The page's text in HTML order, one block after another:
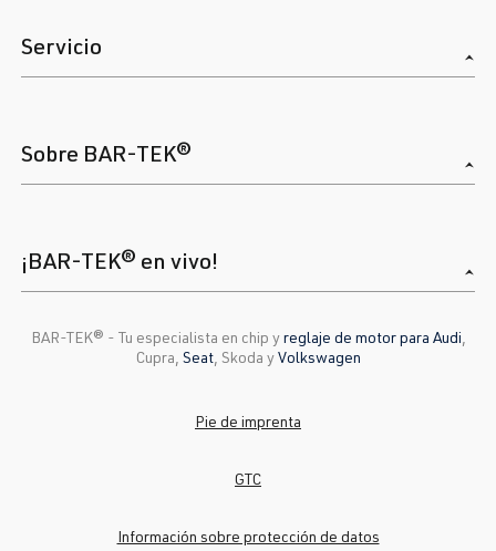
Servicio
Sobre BAR-TEK®
¡BAR-TEK® en vivo!
BAR-TEK®️ - Tu especialista en chip yreglaje de motor para Audi
Cupra, Seat, Skoda yVolkswagen
Pie de imprenta
GTC
Información sobre protección de datos